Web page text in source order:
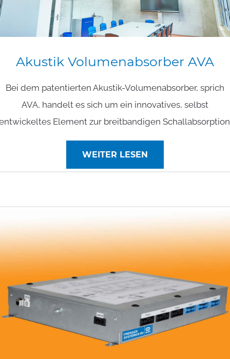
Akustik Volumenabsorber AVA
Bei dem patentierten Akustik-Volumenabsorber, sprich
AVA, handelt es sich um ein innovatives, selbst
Element zur breitbandigen
WEITER LESEN